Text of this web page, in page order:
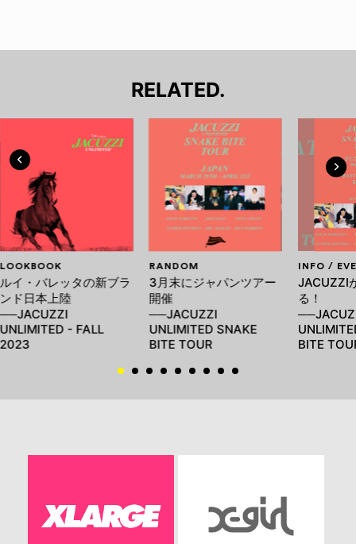
RELATED.
LOOKBOOK
ルイ・バレッタの新ブラ
ンド日本上陸
──JACUZZI
UNLIMITED - FALL
2023
RANDOM
3月末にジャパンツアー
開催
──JACUZZI
UNLIMITED SNAKE
BITE TOUR
INFO /
JACUZZI
る！
BITE